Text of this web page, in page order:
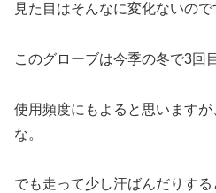
見た目はそんなに変化ないので
このグローブは今季の冬で3回目
使用頻度にもよると思います
な。
でも走って少し汗ばんだりす